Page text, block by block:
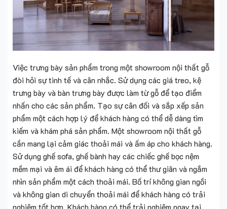
Việc trưng bày sản phẩm trong một showroom nội thất gỗ
đòi hỏi sự tinh tế và cân nhắc. Sử dụng các giá treo, kệ
trưng bày và bàn trưng bày được làm từ gỗ để tạo điểm
nhấn cho các sản phẩm. Tạo sự cân đối và sắp xếp sản
phẩm một cách hợp lý để khách hàng có thể dễ dàng tìm
kiếm và khám phá sản phẩm. Một showroom nội thất gỗ
cần mang lại cảm giác thoải mái và ấm áp cho khách hàng.
Sử dụng ghế sofa, ghế bành hay các chiếc ghế bọc nệm
mềm mại và êm ái để khách hàng có thể thư giãn và ngắm
nhìn sản phẩm một cách thoải mái. Bố trí không gian ngồi
và không gian di chuyển thoải mái để khách hàng có trải